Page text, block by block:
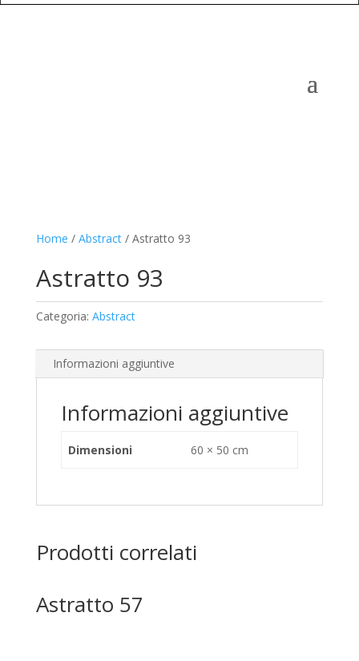
Home / Abstract/ Astratto 93
Astratto 93
Categoria: Abstract
Informazioni aggiuntive
Informazioni aggiuntive
Dimensioni 60 × 50 cm
Prodotti correlati
Astratto 57